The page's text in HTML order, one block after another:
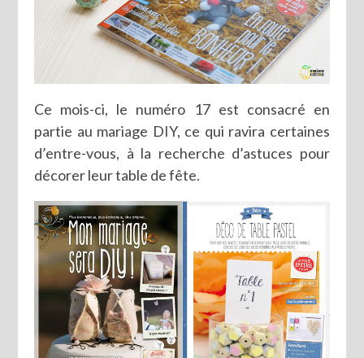
Ce mois-ci, le numéro 17 est consacré en
partie au mariage DIY, ce qui ravira certaines
d’entre-vous, à la recherche d’astuces pour
décorer leur table de fête.